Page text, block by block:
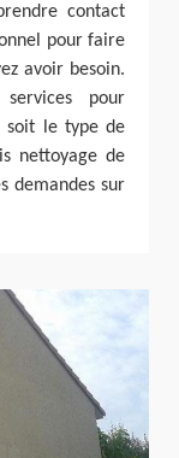
contact
pour faire
avoir besoin.
services pour
soit le type de
nettoyage de
demandes sur